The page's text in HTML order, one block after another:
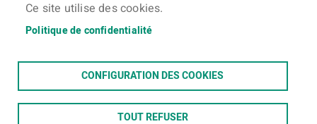
Ce site utilise des cookies.
Politique de confidentialité
CONFIGURATION DES COOKIES
TOUT REFUSER
page
Contact